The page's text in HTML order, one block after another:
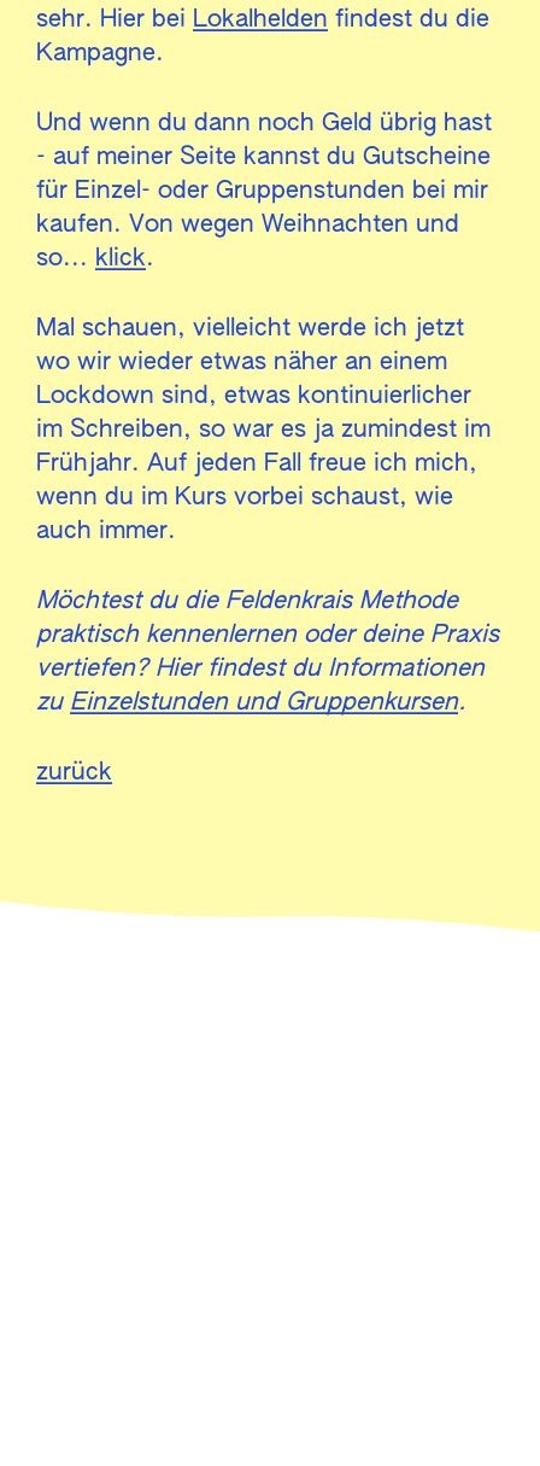
sehr. Hier bei Lokalhelden findest du die
Kampagne.
Und wenn du dann noch Geld übrig hast
- auf meiner Seite kannst du Gutscheine
für Einzel- oder Gruppenstunden bei mir
kaufen. Von wegen Weihnachten und
so... klick.
Mal schauen, vielleicht werde ich jetzt
wo wir wieder etwas näher an einem
Lockdown sind, etwas kontinuierlicher
im Schreiben, so war es ja zumindest im
Frühjahr. Auf jeden Fall freue ich mich,
wenn du im Kurs vorbei schaust, wie
auch immer.
Möchtest du die Feldenkrais Methode
praktisch kennenlernen oder deine Praxis
vertiefen? Hier findest du Informationen
zu Einzelstunden und Gruppenkursen.
zurück